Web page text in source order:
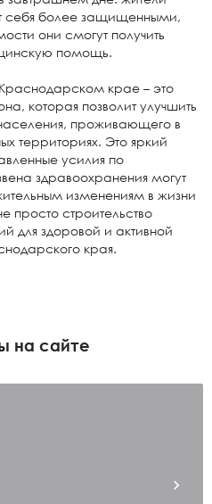
себя более защищенными,
они смогут получить
помощь.
крае – это
которая позволит улучшить
проживающего в
территориях. Это яркий
усилия по
здравоохранения могут
изменениям в жизни
просто строительство
для здоровой и активной
края.
на сайте